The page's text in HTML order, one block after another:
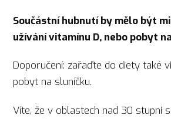
Součástní hubnutí by mělo být
užívání vitamínu D, nebo pobyt
Doporučení: zařaďte do diety také
pobyt na sluníčku.
Víte, že v oblastech nad 30 stupni